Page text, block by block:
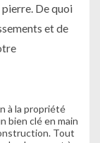
De quoi
et de
à la propriété
bien clé en main
Tout